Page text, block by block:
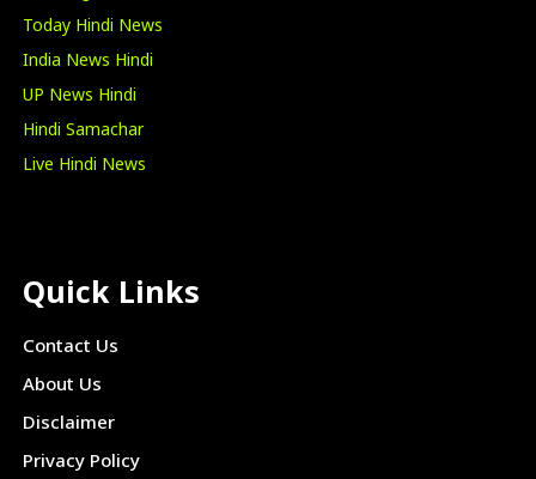
Today Hindi News
India News Hindi
UP News Hindi
Hindi Samachar
Live Hindi News
Quick Links
Contact Us
About Us
Disclaimer
Privacy Policy